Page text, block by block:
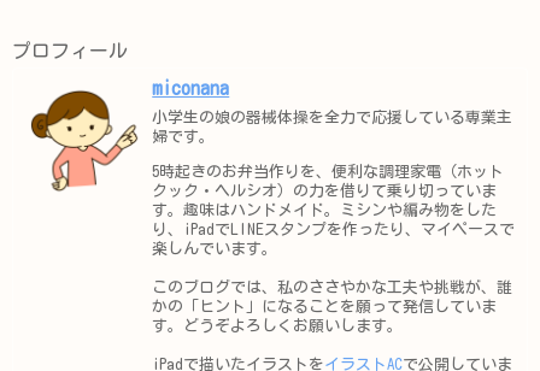
プロフィール
miconana
小学生の娘の器械体操を全力で応援している専業主
婦です。
5時起きのお弁当作りを、便利な調理家電（ホット
クック・ヘルシオ）の力を借りて乗り切っていま
す。趣味はハンドメイド。ミシンや編み物をした
り、iPadでLINEスタンプを作ったり、マイペースで
楽しんでいます。
このブログでは、私のささやかな工夫や挑戦が、誰
かの「ヒント」になることを願って発信していま
す。どうぞよろしくお願いします。
iPadで描いたイラストをイラストACで公開していま